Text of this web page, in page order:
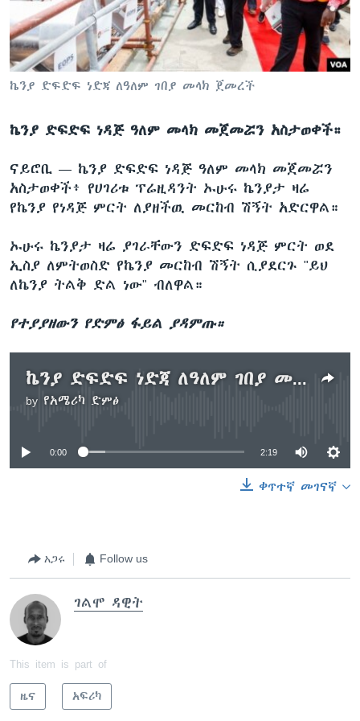
ቋንቋዎች
ኬንያ ድፍድፍ ነድጃ ለዓለም ገበያ መላክ ጀመረች
ኬንያ ድፍድፍ ነዳጅ ዓለም መላክ መጀመሯን አስታወቀች።
ናይሮቢ — ኬንያ ድፍድፍ ነዳጅ ዓለም መላክ መጀመሯን
አስታወቀች፥ የሀገሪቱ ፕሬዚዳንት ኡሁሩ ኬንያታ ዛሬ
የኬንያ የነዳጅ ምርት ለያዘችዉ መርከብ ሽኝት አድርዋል።
ኡሁሩ ኬንያታ ዛሬ ያገራቸውን ድፍድፍ ነዳጅ ምርት ወደ
ኢስያ ለምትወስድ የኬንያ መርከብ ሽኝት ሲያደርጉ "ይህ
ለኬንያ ትልቅ ድል ነው" ብለዋል።
የተያያዘውን የድምፅ ፋይል ያዳምጡ።
ኬንያ ድፍድፍ ነድጃ ለዓለም ገበያ መላክ ጀመረች
by የአሜሪካ ድምፅ
No media source currently available
0:00 2:19
ቀጥተኛ መገናኛ
አጋሩ Follow us
ገልሞ ዳዊት
This item is part of
ዜና አፍሪካ